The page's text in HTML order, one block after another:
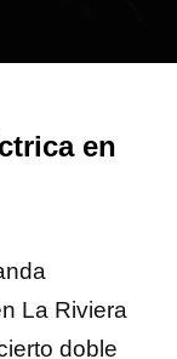
en
La Riviera
doble